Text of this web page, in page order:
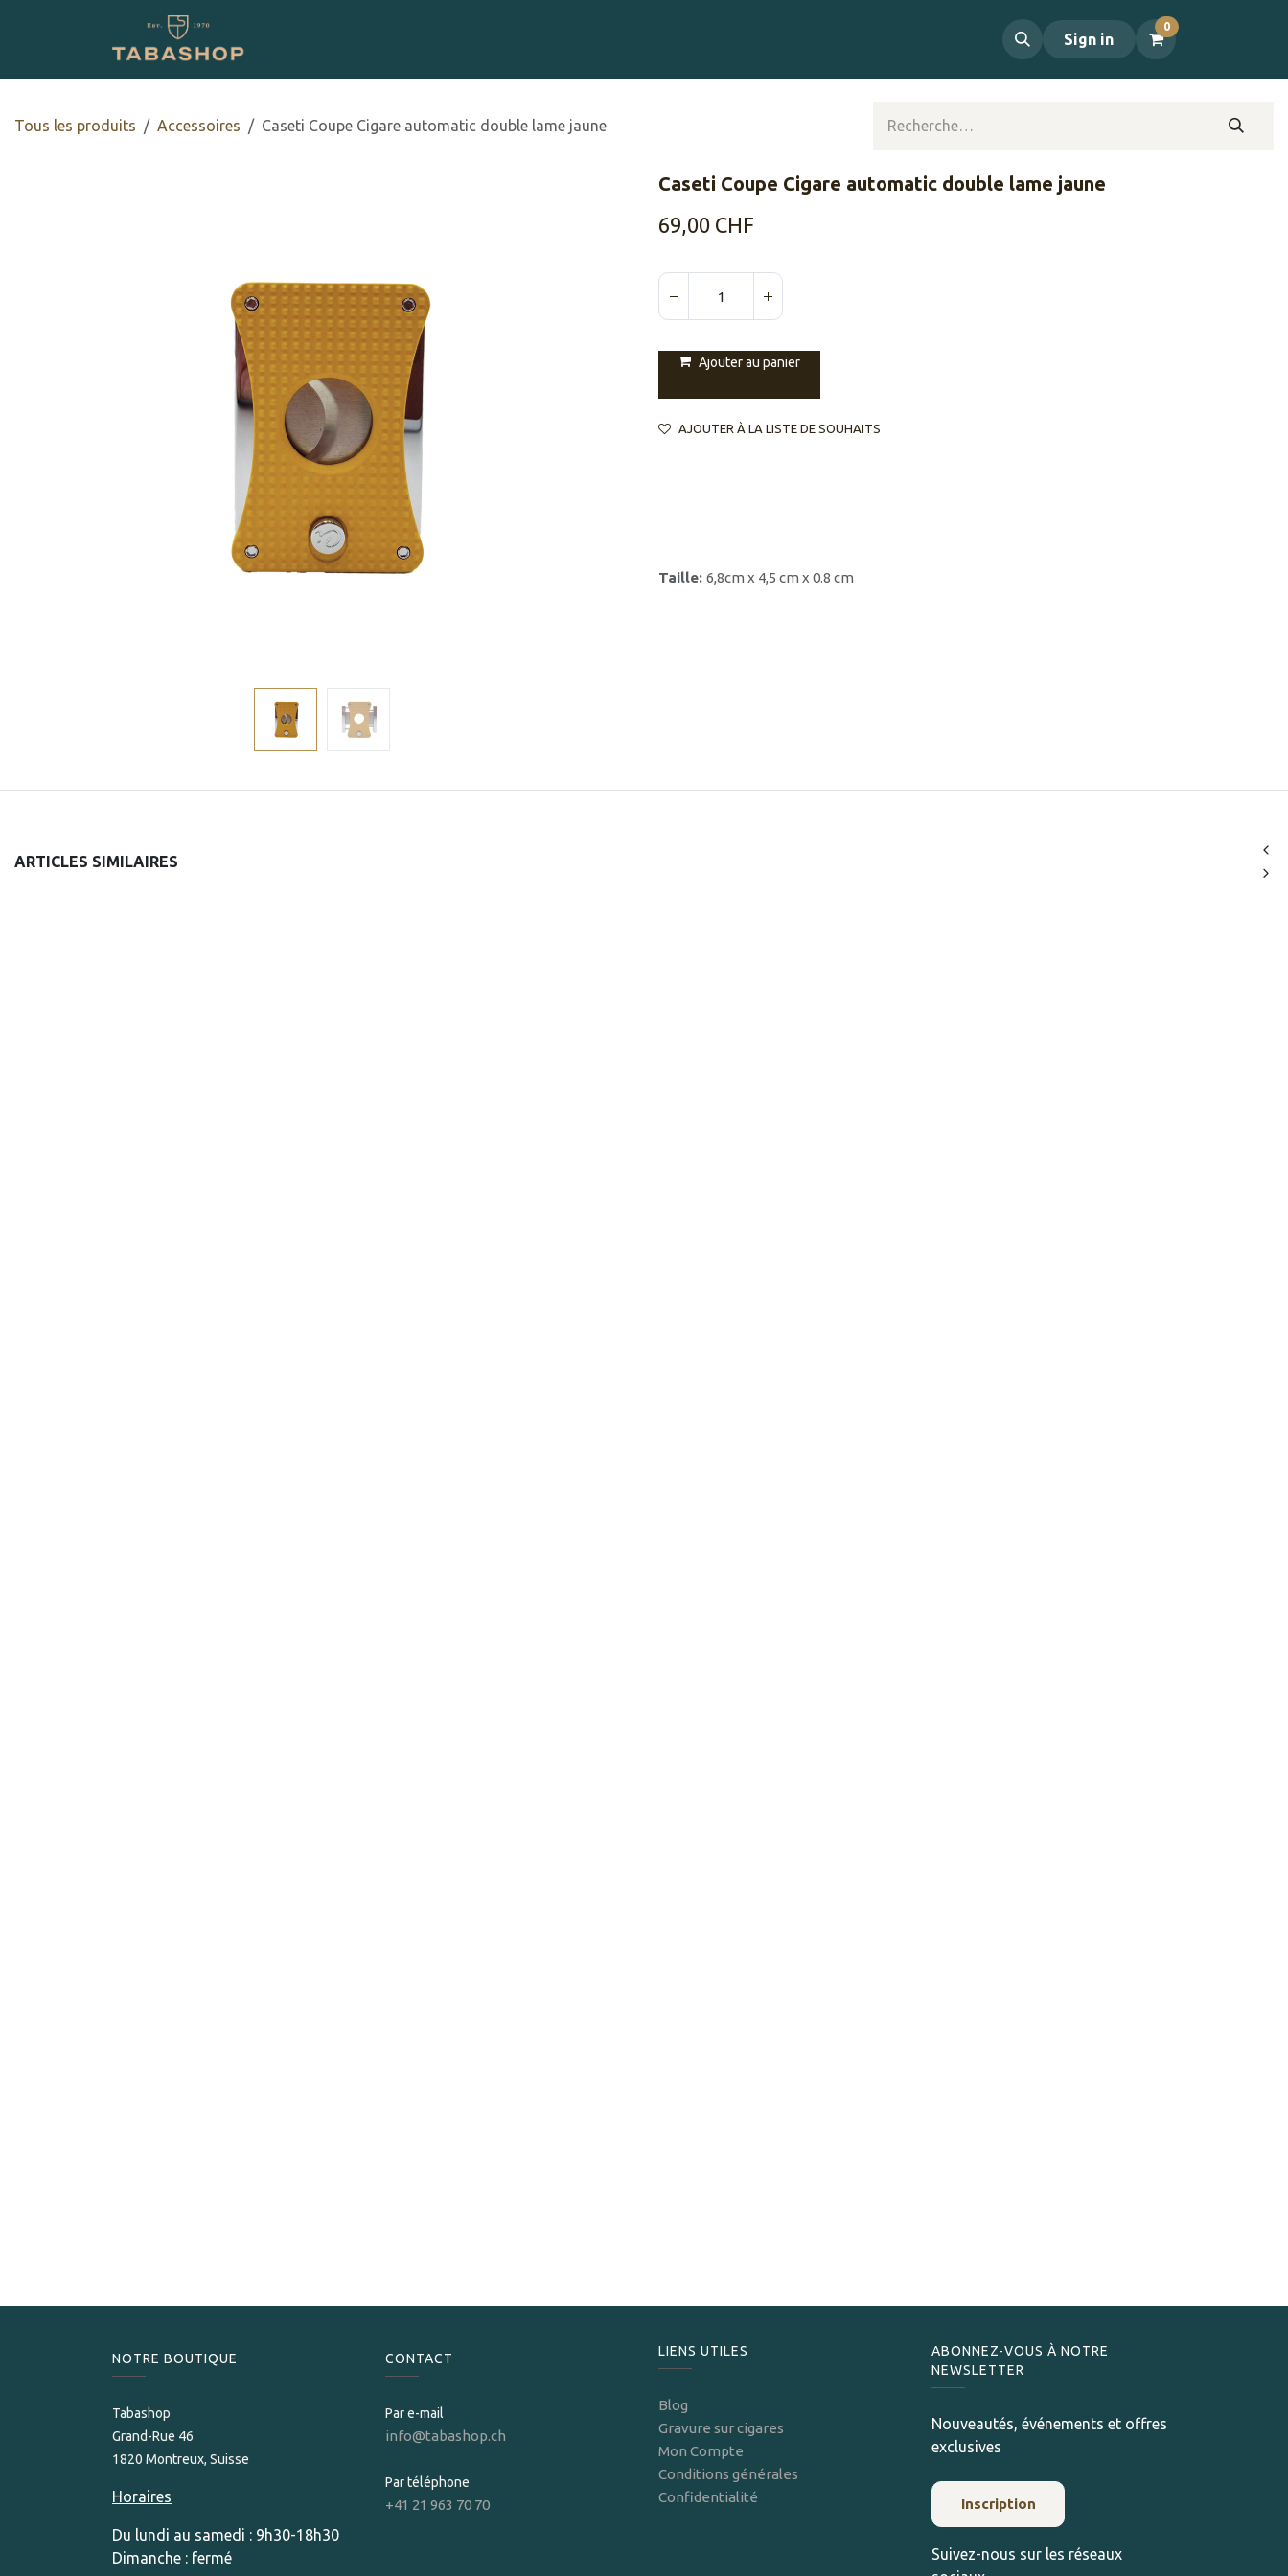
Sign in
0
Tous les produits ​​​​​​​​​​Accessoires Caseti Coupe Cigare automatic double lame jaune
Caseti Coupe Cigare automatic double lame jaune
69,00 CHF
Ajouter au panier
AJOUTER À LA LISTE DE SOUHAITS
Taille: 6,8cm x 4,5 cm x 0.8 cm
ARTICLES SIMILAIRES
NOTRE BOUTIQUE
Tabashop
Grand-Rue 46
1820 Montreux, Suisse
Horaires
Du lundi au samedi : 9h30-18h30
Dimanche : fermé
CONTACT
Par e-mail
info@tabashop.ch
Par téléphone
+41 21 963 70 70
LIENS UTILES
Blog
Gravure sur cigares
Mon Compte
Conditions générales
Confidentialité
ABONNEZ-VOUS À NOTRE
NEWSLETTER
Nouveautés, événements et offres
exclusives
Inscription
Suivez-nous sur les réseaux